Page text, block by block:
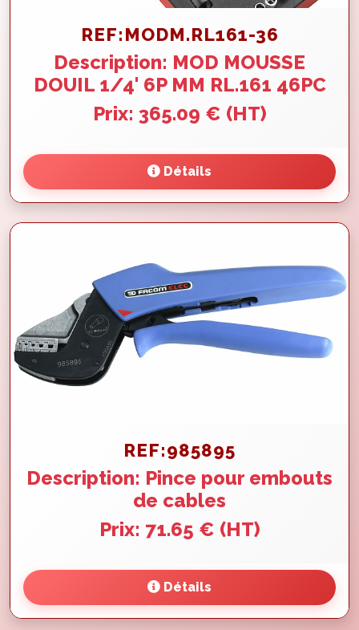
REF:MODM.RL161-36
Description: MOD MOUSSE
DOUIL 1/4' 6P MM RL.161 46PC
Prix: 365.09 € (HT)
Détails
REF:985895
Description: Pince pour embouts
de cables
Prix: 71.65 € (HT)
Détails